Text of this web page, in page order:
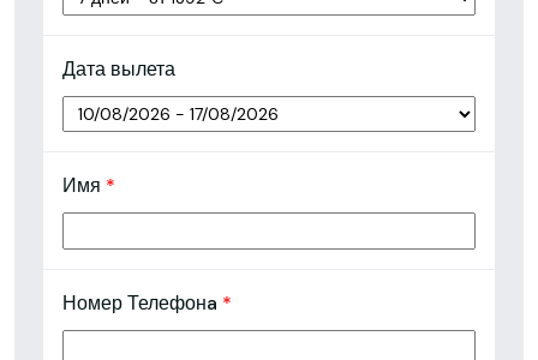
Дата вылета
Имя *
Номер Телефонa *